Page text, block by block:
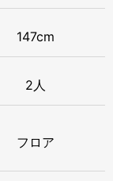
147cm
2人
フロア